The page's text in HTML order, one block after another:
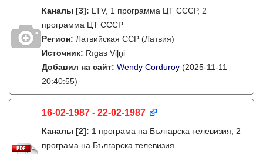
Каналы [3]: LTV, 1 программа ЦТ СССР, 2
программа ЦТ СССР
Регион: Латвийская ССР (Латвия)
Источник: Rīgas Viļņi
Добавил на сайт: Wendy Corduroy (2025-11-11
20:40:55)
16-02-1987 - 22-02-1987
Каналы [2]: 1 програма на Българска телевизия, 2
програма на Българска телевизия